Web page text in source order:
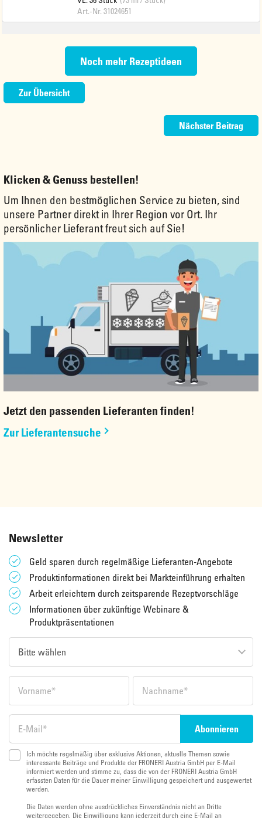
Art.-Nr. 31024651
Noch mehr Rezeptideen
Zur Übersicht
Nächster Beitrag
Klicken & Genuss bestellen!
Um Ihnen den bestmöglichen Service zu bieten, sind
unsere Partner direkt in Ihrer Region vor Ort. Ihr
persönlicher Lieferant freut sich auf Sie!
Jetzt den passenden Lieferanten finden!
Zur Lieferantensuche
Newsletter
Geld sparen durch regelmäßige Lieferanten-Angebote
Produktinformationen direkt bei Markteinführung erhalten
Arbeit erleichtern durch zeitsparende Rezeptvorschläge
Informationen über zukünftige Webinare &
Produktpräsentationen
Ich möchte regelmäßig über exklusive Aktionen, aktuelle Themen sowie
interessante Beiträge und Produkte der FRONERI Austria GmbH per E-Mail
informiert werden und stimme zu, dass die von der FRONERI Austria GmbH
erfassten Daten für die Dauer meiner Einwilligung gespeichert und ausgewertet
werden.
Die Daten werden ohne ausdrückliches Einverständnis nicht an Dritte
weitergegeben. Die Einwilligung kann jederzeit durch eine E-Mail an